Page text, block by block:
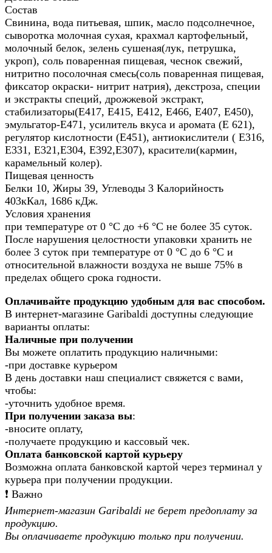
Состав
Свинина, вода питьевая, шпик, масло подсолнечное,
сыворотка молочная сухая, крахмал картофельный,
молочный белок, зелень сушеная(лук, петрушка,
укроп), соль поваренная пищевая, чеснок свежий,
нитритно посолочная смесь(соль поваренная пищевая,
фиксатор окраски- нитрит натрия), декстроза, специи
и экстракты специй, дрожжевой экстракт,
стабилизаторы(Е417, Е415, Е412, Е466, Е407, Е450),
эмульгатор-Е471, усилитель вкуса и аромата (Е 621),
регулятор кислотности (Е451), антиокислители ( Е316,
Е331, Е321,Е304, Е392,Е307), красители(кармин,
карамельный колер).
Пищевая ценность
Белки 10, Жиры 39, Углеводы 3 Калорийность
403кКал, 1686 кДж.
Условия хранения
при температуре от 0 °С до +6 °С не более 35 суток.
После нарушения целостности упаковки хранить не
более 3 суток при температуре от 0 °С до 6 °С и
относительной влажности воздуха не выше 75% в
пределах общего срока годности.
Оплачивайте продукцию удобным для вас способом.
В интернет-магазине Garibaldi доступны следующие
варианты оплаты:
Наличные при получении
Вы можете оплатить продукцию наличными:
-при доставке курьером
В день доставки наш специалист свяжется с вами,
чтобы:
-уточнить удобное время.
При получении заказа вы:
-вносите оплату,
-получаете продукцию и кассовый чек.
Оплата банковской картой курьеру
Возможна оплата банковской картой через терминал у
курьера при получении продукции.
❗️ Важно
Интернет-магазин Garibaldi не берет предоплату за
продукцию.
Вы оплачиваете продукцию только при получении.